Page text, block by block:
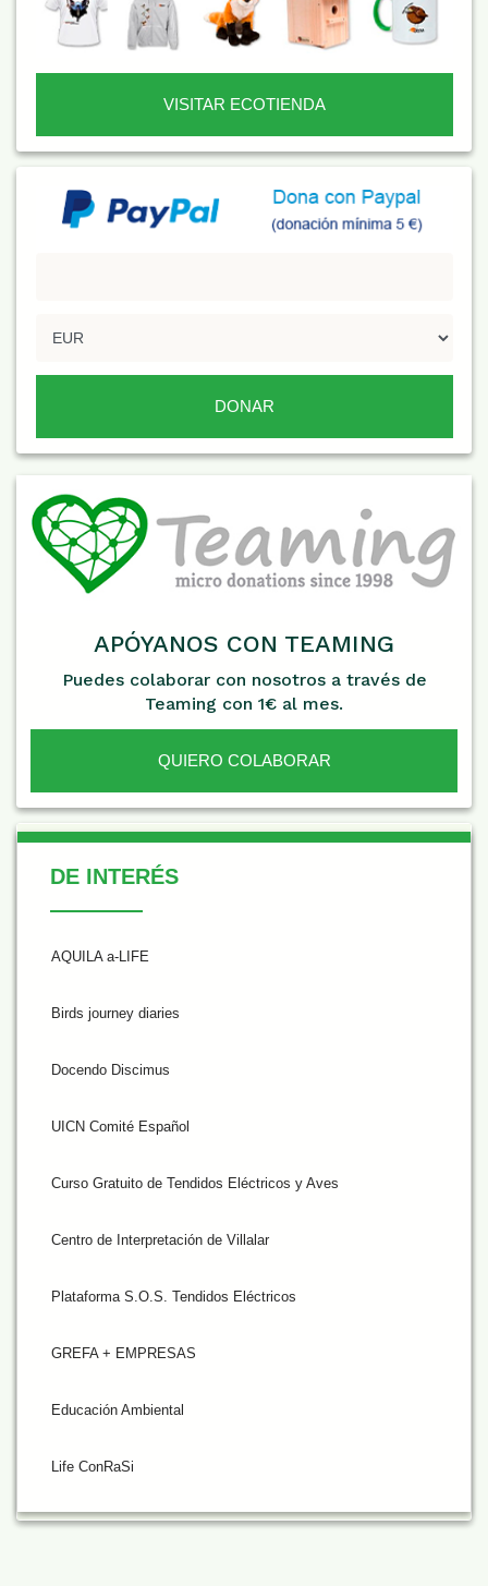
VISITAR ECOTIENDA
APÓYANOS CON TEAMING
Puedes colaborar con nosotros a través de
Teaming con 1€ al mes.
QUIERO COLABORAR
De Interés
DE INTERÉS
AQUILA a-LIFE
Birds journey diaries
Docendo Discimus
UICN Comité Español
Curso Gratuito de Tendidos Eléctricos y Aves
Centro de Interpretación de Villalar
Plataforma S.O.S. Tendidos Eléctricos
GREFA + EMPRESAS
Educación Ambiental
Life ConRaSi